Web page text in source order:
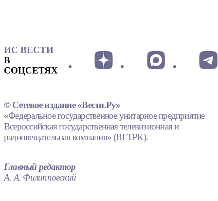
ИС ВЕСТИ
В
СОЦСЕТЯХ
© Сетевое издание «Вести.Ру»
«Федеральное государственное унитарное предприятие
Всероссийская государственная телевизионная и
радиовещательная компания» (ВГТРК).
Главный редактор
А. А. Филипповский